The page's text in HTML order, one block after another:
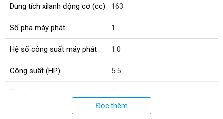
Dung tích xilanh động cơ (cc) 163
Số pha máy phát 1
Hệ số công suất máy phát 1.0
Công suất (HP) 5.5
220
Đọc thêm